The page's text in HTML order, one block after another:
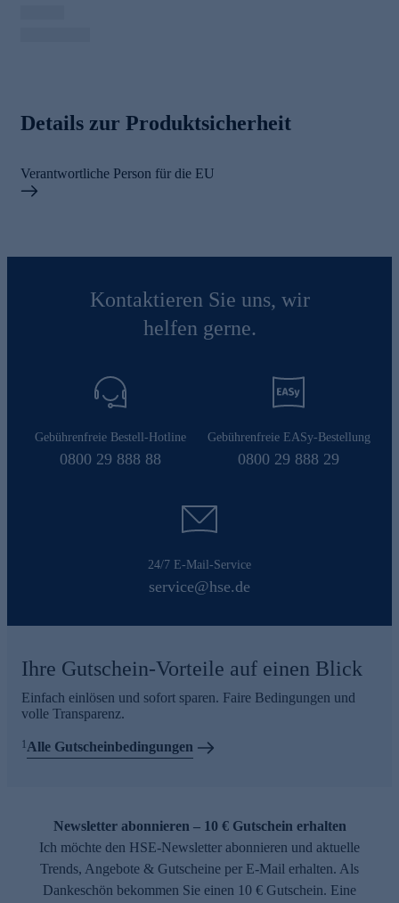
Details zur Produktsicherheit
Verantwortliche Person für die EU
Kontaktieren Sie uns, wir
helfen gerne.
Gebührenfreie Bestell-Hotline
0800 29 888 88
Gebührenfreie EASy-Bestellung
0800 29 888 29
24/7 E-Mail-Service
service@hse.de
Ihre Gutschein-Vorteile auf einen Blick
Einfach einlösen und sofort sparen. Faire Bedingungen und
volle Transparenz.
1 Alle Gutscheinbedingungen
Newsletter abonnieren – 10 € Gutschein erhalten
Ich möchte den HSE-Newsletter abonnieren und aktuelle
Trends, Angebote & Gutscheine per E-Mail erhalten. Als
Dankeschön bekommen Sie einen 10 € Gutschein. Eine